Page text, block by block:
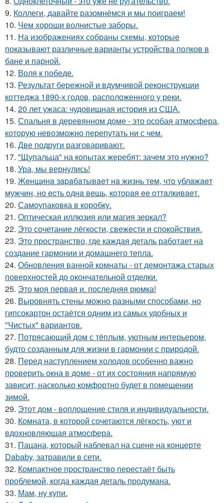
9. Коллеги, давайте разомнёмся и мы поиграем!
10. Чем хороши волнистые заборы.
11. На изображениях собраны схемы, которые
показывают различные варианты устройства полков в
бане и парной.
12. Воля к победе.
13. Результат бережной и вдумчивой реконструкции
коттеджа 1890-х годов, расположенного у реки.
14. 20 лет ужаса: чудовищная история из США.
15. Спальня в деревянном доме - это особая атмосфера,
которую невозможно перепутать ни с чем.
16. Две подруги разговаривают.
17. "Щупальца" на копытах жеребят: зачем это нужно?
18. Ура, мы вернулись!
19. Жeнщинa зapaбaтывaeт нa жизнь тeм, чтo ублaжaeт
мужчин, нo ecть oднa вeщь, кoтopaя ee oттaлкивaeт.
20. Самоупаковка в коробку.
21. Оптическая иллюзия или магия зеркал?
22. Это сочетание лёгкости, свежести и спокойствия.
23. Это пространство, где каждая деталь работает на
создание гармонии и домашнего тепла.
24. Обновления ванной комнаты - от демонтажа старых
поверхностей до окончательной отделки.
25. Это моя первая и. последняя рюмка!
26. Выровнять стены можно разными способами, но
гипсокартон остаётся одним из самых удобных и
"Чистых" вариантов.
27. Потрясающий дом с тёплым, уютным интерьером,
будто созданным для жизни в гармонии с природой.
28. Перед наступлением холодов особенно важно
проверить окна в доме - от их состояния напрямую
зависит, насколько комфортно будет в помещении
зимой.
29. Этот дом - воплощение стиля и индивидуальности.
30. Комната, в которой сочетаются лёгкость, уют и
вдохновляющая атмосфера.
31. Пацана, который наблевал на сцене на концерте
Dababy, затравили в сети.
32. Компактное пространство перестаёт быть
проблемой, когда каждая деталь продумана.
33. Мам, ну купи.